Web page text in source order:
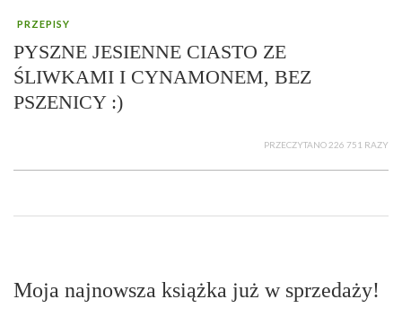
PRZEPISY
PYSZNE JESIENNE CIASTO ZE
ŚLIWKAMI I CYNAMONEM, BEZ
PSZENICY :)
PRZECZYTANO 226 751 RAZY
Moja najnowsza książka już w sprzedaży!